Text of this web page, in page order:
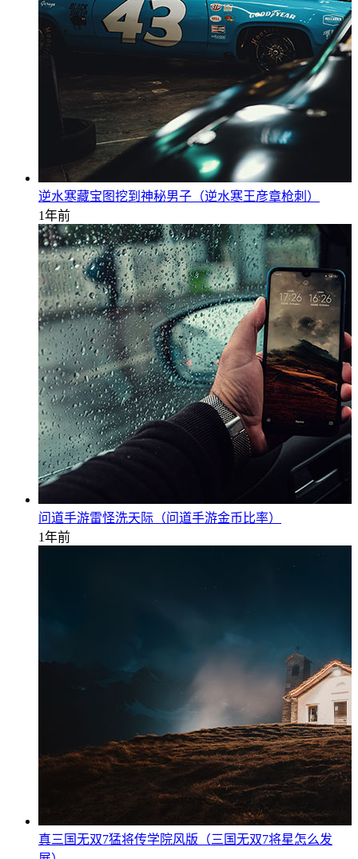
逆水寒藏宝图挖到神秘男子（逆水寒王彦章枪刺）
1年前
问道手游雷怪洗天际（问道手游金币比率）
1年前
真三国无双7猛将传学院风版（三国无双7将星怎么发